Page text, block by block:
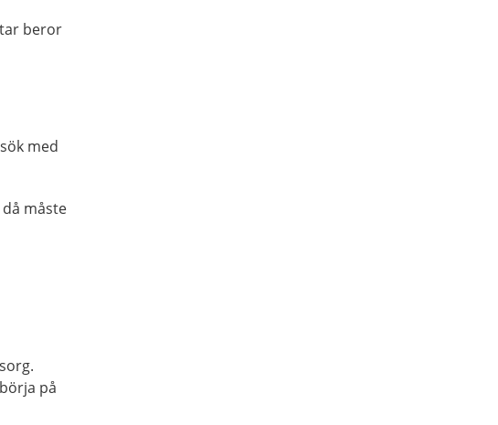
beror
med
måste
på